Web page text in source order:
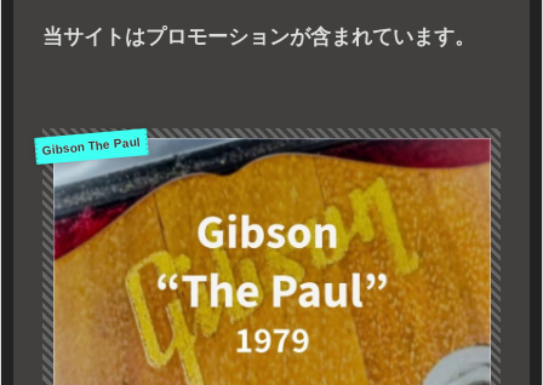
当サイトはプロモーションが含まれています。
Gibson The Paul